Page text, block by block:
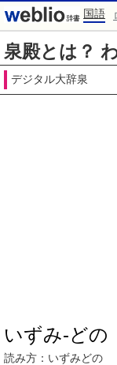
国語
泉殿とは？
デジタル大辞泉
いずみ‐どの
読み方：いずみどの